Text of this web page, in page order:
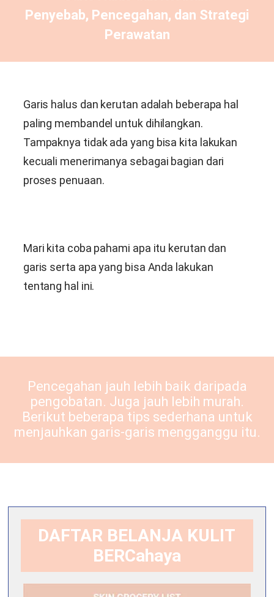
Penyebab, Pencegahan, dan Strategi
Perawatan
Garis halus dan kerutan adalah beberapa hal
paling membandel untuk dihilangkan.
Tampaknya tidak ada yang bisa kita lakukan
kecuali menerimanya sebagai bagian dari
proses penuaan.
Mari kita coba pahami apa itu kerutan dan
garis serta apa yang bisa Anda lakukan
tentang hal ini.
Pencegahan jauh lebih baik daripada
pengobatan. Juga jauh lebih murah.
Berikut beberapa tips sederhana untuk
menjauhkan garis-garis mengganggu itu.
DAFTAR BELANJA KULIT
BERCahaya